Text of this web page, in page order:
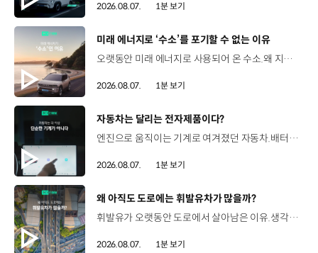
2026.08.07. 1분 보기
[동영상]
미래 에너지로 ‘수소’를 포기할 수 없는 이유
오랫동안 미래 에너지로 사용되어 온 수소.왜 지금까지도 중요한 선택지로 꼽힐까요? 현대진행형 팟캐스트 EP.21에서 확인하세요.📻 #현대자동차그룹 #현대진행형 #모빌리티팟캐스트 #수소전기차 #수소에너지 #연료 #미래모빌리티 #모빌리티
2026.08.07. 1분 보기
[동영상]
자동차는 달리는 전자제품이다?
엔진으로 움직이는 기계로 여겨졌던 자동차.배터리와 소프트웨어를 통해 어떻게 바뀌고 있을까요? 현대진행형 팟캐스트 EP.21에서 확인하세요.📻 #현대자동차그룹 #현대진행형 #모빌리티팟캐스트 #SDV #전기차 #연료 #미래모빌리티 #모빌리티
2026.08.07. 1분 보기
[동영상]
왜 아직도 도로에는 휘발유차가 많을까?
휘발유가 오랫동안 도로에서 살아남은 이유.생각보다 강력한 장점이 있었습니다. 현대진행형 팟캐스트 EP.21에서 확인하세요.📻 #현대자동차그룹 #현대진행형 #모빌리티팟캐스트 #휘발유 #내연기관 #연료 #미래모빌리티 #모빌리티
2026.08.07. 1분 보기